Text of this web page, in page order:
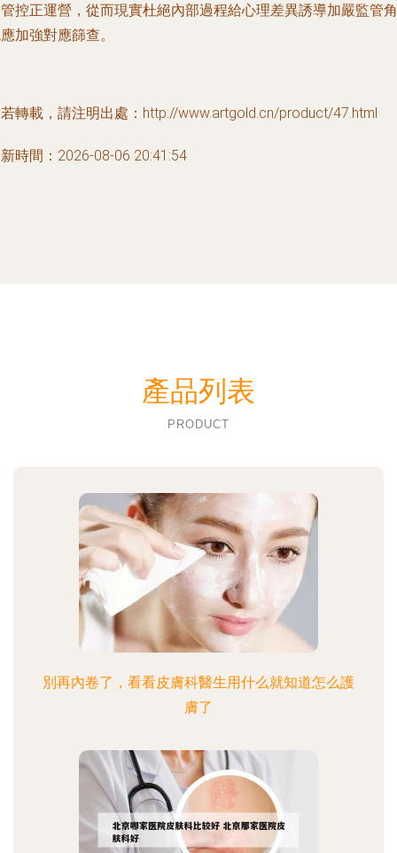
控正運營，從而現實杜絕內部過程給心理差異誘導加嚴監管角
加強對應篩查。
轉載，請注明出處：http://www.artgold.cn/product/47.html
時間：2026-08-06 20:41:54
產品列表
PRODUCT
別再內卷了，看看皮膚科醫生用什么就知道怎么護
膚了